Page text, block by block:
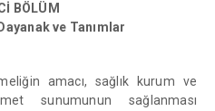
BÖLÜM
ve Tanımlar
amacı, sağlık kurum ve
sunumunun sağlanması